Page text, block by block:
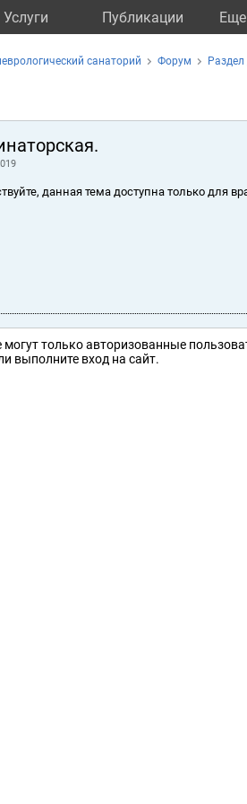
Услуги Публикации Eще
санаторий Форум
данная тема доступна только для
только авторизованные
выполните вход на сайт.